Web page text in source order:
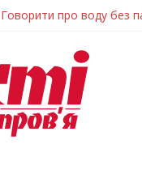
Говорити про воду без
У Дніпрі триває
Пошуки тривають: на
Погода та прикмети на